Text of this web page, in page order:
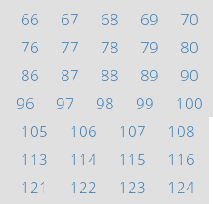
66 67 68 69
70
76 77 78 79
80
86 87 88 89
90
96 97 98 99
100
105 106 107
108
113 114 115
116
121 122 123
124